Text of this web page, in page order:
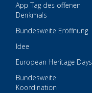
App Tag des offenen
Denkmals
Bundesweite Eröffnung
Idee
European Heritage Days
Bundesweite
Koordination